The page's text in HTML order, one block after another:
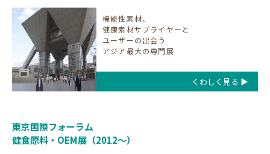
機能性素材、
健康素材サプライヤーと
ユーザーの出会う
アジア最⼤の専⾨展
くわしく見る ▶
東京国際フォーラム
健⾷原料・OEM展（2012〜）